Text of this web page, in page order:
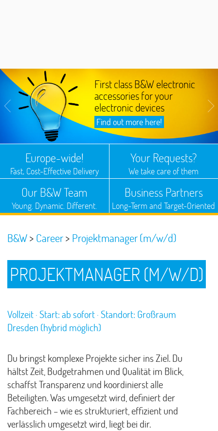
First class B&W electronic
accessories for your
electronic devices
Find out more here!
Europe-wide!
Fast, Cost-Effective Delivery
Your Requests?
We take care of them
Our B&W Team
Young. Dynamic. Different.
Business Partners
Long-Term and Target-Oriented
B&W> Career> Projektmanager (m/w/d)
PROJEKTMANAGER (M/W/D)
Vollzeit · Start: ab sofort · Standort: Großraum
Dresden (hybrid möglich)
Du bringst komplexe Projekte sicher ins Ziel. Du
hältst Zeit, Budgetrahmen und Qualität im Blick,
schaffst Transparenz und koordinierst alle
Beteiligten. Was umgesetzt wird, definiert der
Fachbereich – wie es strukturiert, effizient und
verlässlich umgesetzt wird, liegt bei dir.